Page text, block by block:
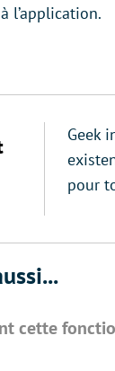
l’application.
Geek
pour
cette